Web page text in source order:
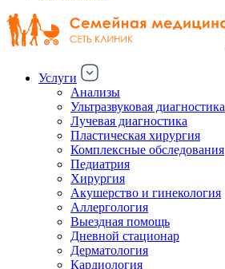
Услуги
Анализы
Ультразвуковая диагностика
Лучевая диагностика
Пластическая хирургия
Комплексные обследования
Педиатрия
Хирургия
Акушерство и гинекология
Аллергология
Выездная помощь
Дневной стационар
Дерматология
Кардиология